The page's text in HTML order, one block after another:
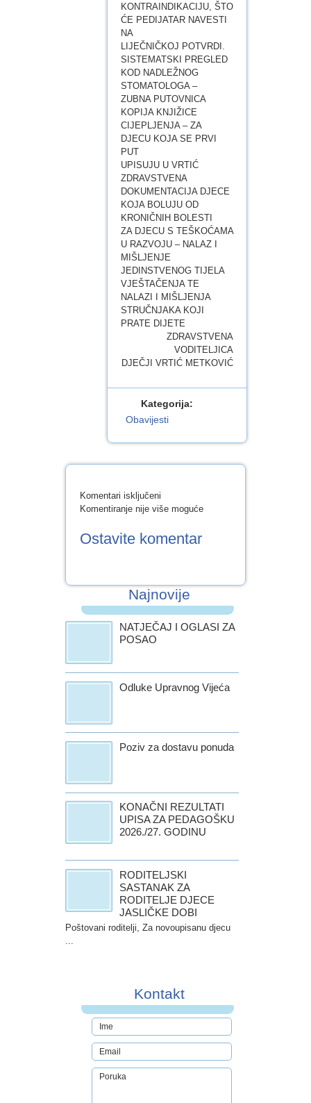
KONTRAINDIKACIJU, ŠTO
ĆE PEDIJATAR NAVESTI
NA
LIJEČNIČKOJ POTVRDI.
SISTEMATSKI PREGLED
KOD NADLEŽNOG
STOMATOLOGA –
ZUBNA PUTOVNICA
KOPIJA KNJIŽICE
CIJEPLJENJA – ZA
DJECU KOJA SE PRVI
PUT
UPISUJU U VRTIĆ
ZDRAVSTVENA
DOKUMENTACIJA DJECE
KOJA BOLUJU OD
KRONIČNIH BOLESTI
ZA DJECU S TEŠKOĆAMA
U RAZVOJU – NALAZ I
MIŠLJENJE
JEDINSTVENOG TIJELA
VJEŠTAČENJA TE
NALAZI I MIŠLJENJA
STRUČNJAKA KOJI
PRATE DIJETE
ZDRAVSTVENA
VODITELJICA
DJEČJI VRTIĆ METKOVIĆ
Kategorija:
Obavijesti
Komentari isključeni
OBAVIJEST
RODITELJE
Komentiranje nije više moguće
Ostavite komentar
Najnovije
NATJEČAJ I OGLASI ZA
POSAO
Odluke Upravnog Vijeća
Poziv za dostavu ponuda
KONAČNI REZULTATI
UPISA ZA PEDAGOŠKU
2026./27. GODINU
RODITELJSKI
SASTANAK ZA
RODITELJE DJECE
JASLIČKE DOBI
Poštovani roditelji, Za novoupisanu djecu
...
Kontakt